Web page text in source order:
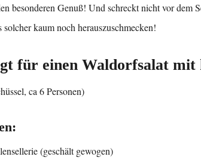
besonderen Genuß! Und schreckt nicht vor dem
solcher kaum noch herauszuschmecken!
für einen Waldorfsalat mit
ca 6 Personen)
(geschält gewogen)